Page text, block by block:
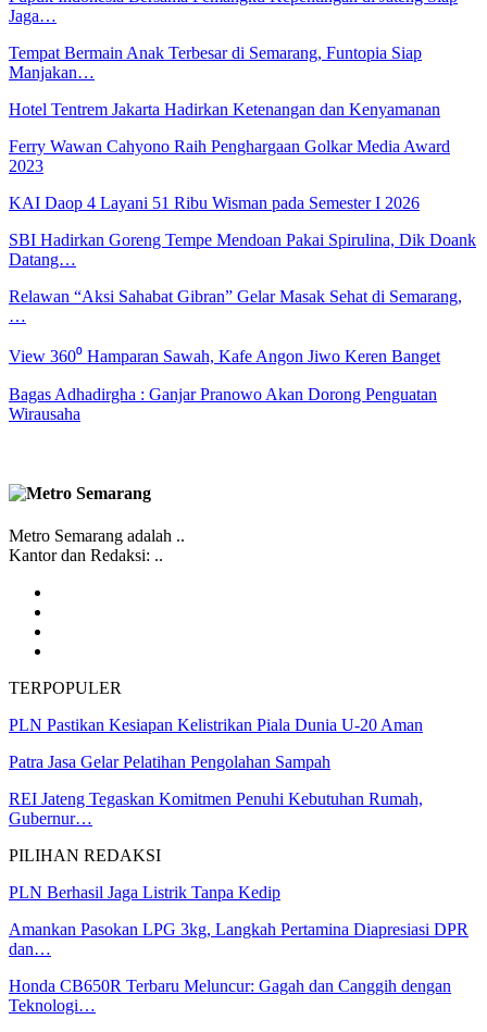
Jaga…
Tempat Bermain Anak Terbesar di Semarang, Funtopia Siap
Manjakan…
Hotel Tentrem Jakarta Hadirkan Ketenangan dan Kenyamanan
Ferry Wawan Cahyono Raih Penghargaan Golkar Media Award
2023
KAI Daop 4 Layani 51 Ribu Wisman pada Semester I 2026
SBI Hadirkan Goreng Tempe Mendoan Pakai Spirulina, Dik Doank
Datang…
Relawan “Aksi Sahabat Gibran” Gelar Masak Sehat di Semarang,
…
View 360⁰ Hamparan Sawah, Kafe Angon Jiwo Keren Banget
Bagas Adhadirgha : Ganjar Pranowo Akan Dorong Penguatan
Wirausaha
Metro Semarang adalah ..
Kantor dan Redaksi: ..
TERPOPULER
PLN Pastikan Kesiapan Kelistrikan Piala Dunia U-20 Aman
Patra Jasa Gelar Pelatihan Pengolahan Sampah
REI Jateng Tegaskan Komitmen Penuhi Kebutuhan Rumah,
Gubernur…
PILIHAN REDAKSI
PLN Berhasil Jaga Listrik Tanpa Kedip
Amankan Pasokan LPG 3kg, Langkah Pertamina Diapresiasi DPR
dan…
Honda CB650R Terbaru Meluncur: Gagah dan Canggih dengan
Teknologi…